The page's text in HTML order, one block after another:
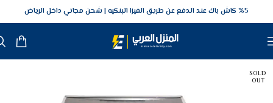
5‎% كاش باك عند الدفع عن طريق الفيزا البنكيه شحن مجاني داخل الرياض
SOLD
OUT